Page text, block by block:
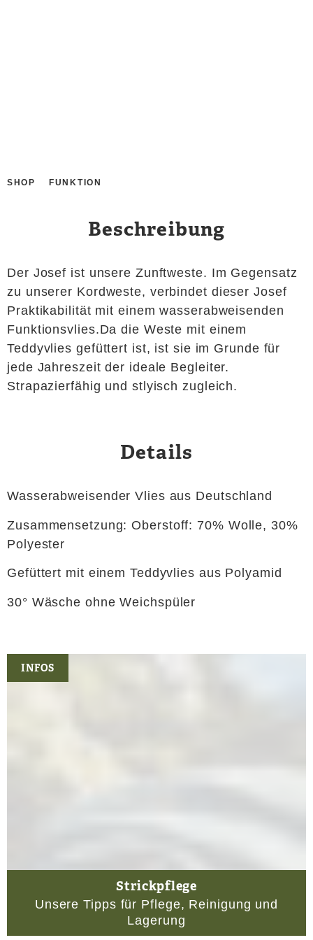
SHOP FUNKTION
Beschreibung
Der Josef ist unsere Zunftweste. Im Gegensatz
zu unserer Kordweste, verbindet dieser Josef
Praktikabilität mit einem wasserabweisenden
Funktionsvlies.Da die Weste mit einem
Teddyvlies gefüttert ist, ist sie im Grunde für
jede Jahreszeit der ideale Begleiter.
Strapazierfähig und stlyisch zugleich.
Details
Wasserabweisender Vlies aus Deutschland
Zusammensetzung: Oberstoff: 70% Wolle, 30%
Polyester
Gefüttert mit einem Teddyvlies aus Polyamid
30° Wäsche ohne Weichspüler
Strickpflege
Unsere Tipps für Pflege, Reinigung und
Lagerung
INFOS